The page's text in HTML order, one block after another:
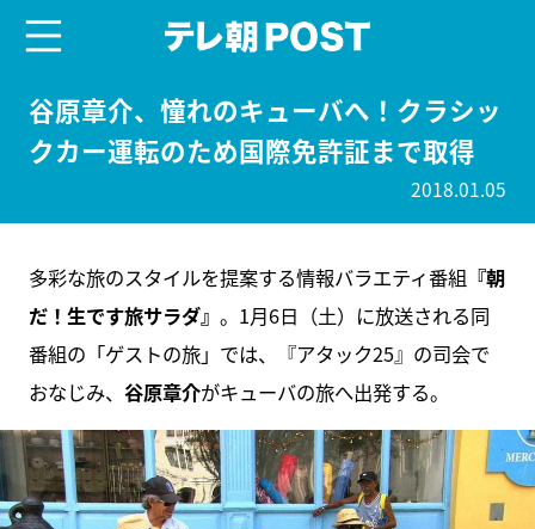
谷原章介、憧れのキューバへ！クラシッ
クカー運転のため国際免許証まで取得
2018.01.05
多彩な旅のスタイルを提案する情報バラエティ番組 『朝
だ！生です旅サラダ』 。1月6日（土）に放送される同
番組の「ゲストの旅」では、『アタック25』の司会で
おなじみ、 谷原章介がキューバの旅へ出発する。